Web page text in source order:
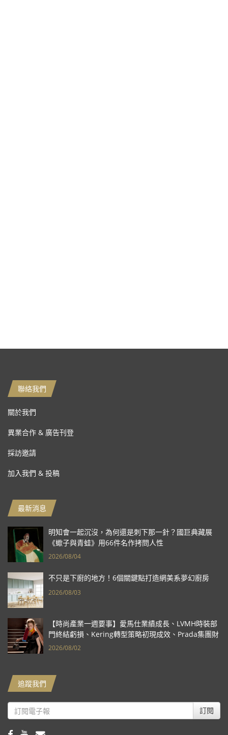
聯絡我們
關於我們
異業合作 & 廣告刊登
採訪邀請
加入我們 & 投稿
最新消息
明知會一起沉沒，為何還是刺下那一針？國巨典藏展
《蠍子與青蛙》用66件名作拷問人性
2026/08/04
不只是下廚的地方！6個關鍵點打造網美系夢幻廚房
2026/08/03
【時尚產業一週要事】愛馬仕業績成長、LVMH時裝部
門終結虧損、Kering轉型策略初現成效、Prada集團財
報亮眼
2026/08/02
追蹤我們
訂閱